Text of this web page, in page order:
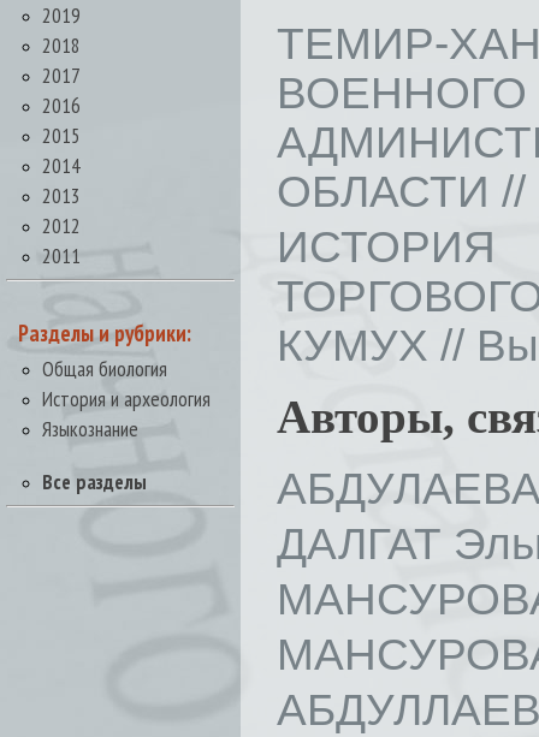
2019
2018
2017
2016
2015
2014
2013
2012
2011
Разделы и рубрики:
Общая биология
История и археология
Языкознание
Все разделы
ТЕМИР-
ОБЛАСТИ //
КУМУХ //
Авторы,
АБДУЛАЕВА
ДАЛГАТ